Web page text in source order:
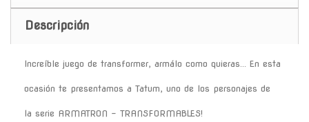
Descripción
Increíble juego de transformer, armálo como quieras... En esta
ocasión te presentamos a Tatum, uno de los personajes de
la serie ARMATRON - TRANSFORMABLES!